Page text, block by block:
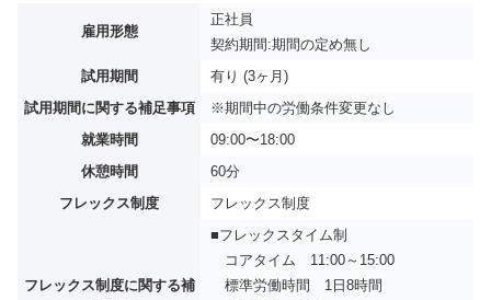
雇用形態
正社員
契約期間:期間の定め無し
試用期間
有り (3ヶ月)
試用期間に関する補足事項
※期間中の労働条件変更なし
就業時間
09:00〜18:00
休憩時間
60分
フレックス制度
フレックス制度
フレックス制度に関する補
■フレックスタイム制
コアタイム 11:00～15:00
標準労働時間 1日8時間